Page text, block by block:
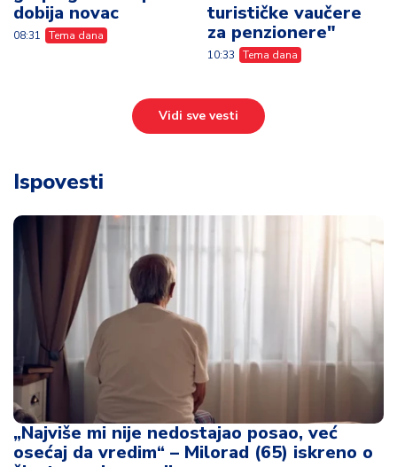
dobija novac
08:31 Tema dana
turističke vaučere
za penzionere"
10:33 Tema dana
Vidi sve vesti
Ispovesti
„Najviše mi nije nedostajao posao, već
osećaj da vredim“ – Milorad (65) iskreno o